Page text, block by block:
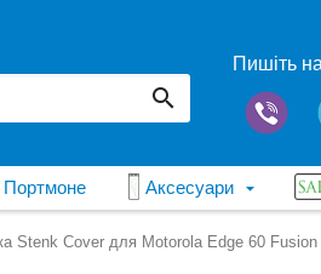
Пишіть
Портмоне Аксесуари
Stenk Cover для Motorola Edge 60